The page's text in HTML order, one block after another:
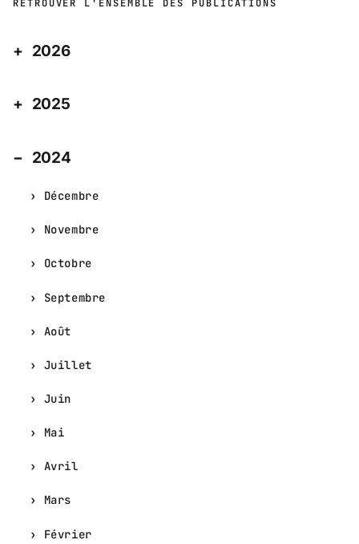
RETROUVER L'ENSEMBLE DES PUBLICATIONS
2026
2025
2024
Décembre
Novembre
Octobre
Septembre
Août
Juillet
Juin
Mai
Avril
Mars
Février